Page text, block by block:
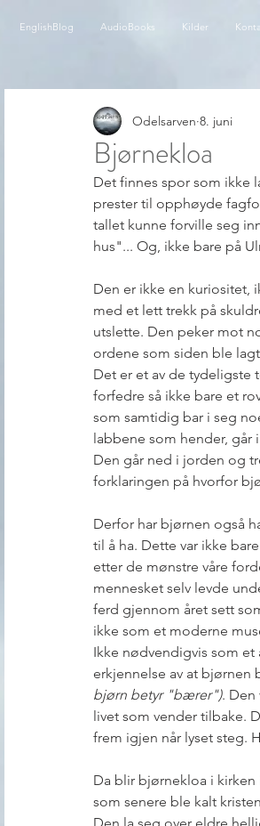
EnglishBlog AudioBooks Kilder
Bjørnekloa
Odelsarven 8. juni
Det finnes spor som ikke
prester til opphøyde
tallet kunne forville seg
hus"... Og, ikke bare på
Den er ikke en kuriositet,
med et lett trekk på
utslette. Den peker mot
ordene som siden ble
Det er et av de tydeligste
forfedre så ikke bare et
som samtidig bar i seg
labbene som hender, går
Den går ned i jorden og
forklaringen på hvorfor
Derfor har bjørnen også
til å ha. Dette var ikke
etter de mønstre våre
mennesket selv levde
ferd gjennom året sett
ikke som et moderne
Ikke nødvendigvis som et
erkjennelse av at bjørnen
bjørn betyr "bærer"). Den
livet som vender tilbake.
frem igjen når lyset steg.
Da blir bjørnekloa i
som senere ble kalt